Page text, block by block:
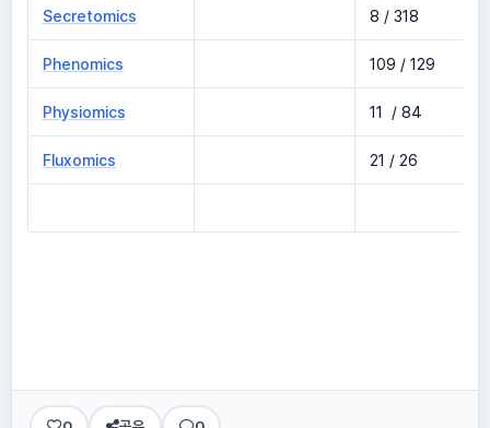
Secretomics 8 / 318
Phenomics 109 / 129
Physiomics 11 / 84
Fluxomics 21 / 26